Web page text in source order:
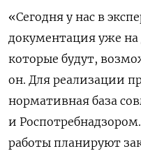
«Сегодня у нас в
документация уже
которые будут,
он. Для реализации
нормативная база
и
работы планируют